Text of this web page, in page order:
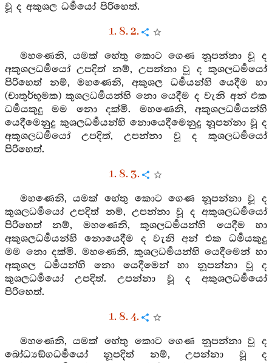
වූ ද අකුශල ධර්‍මයෝ පිරිහෙත්.
1. 8. 2.
මහණෙනි, යමක් හේතු කොට ගෙණ නූපන්නා වූ ද
අකුශලධර්‍මයෝ උපදිත් නම්, උපන්නා වූ ද කුශලධර්‍මයෝ
පිරිහෙත් නම්, මහණෙනි, අකුශල ධර්‍මයන්හි යෙදීම හා
(චාතුර්භූමක) කුශලධර්‍මයන්හි නො යෙදීම ද වැනි අන් එක
ධර්‍මයකුදු මම නො දක්මි. මහණෙනි, අකුශලධර්‍මයන්හි
යෙදීමෙනුදු කුශලධර්‍මයන්හි නොයෙදීමෙනුදු නූපන්නා වූ ද
අකුශලධර්‍මයෝ උපදිත්, උපන්නා වූ ද කුශලධර්‍මයෝ
පිරිහෙත්.
1. 8. 3.
මහණෙනි, යමක් හේතු කොට ගෙණ නූපන්නා වූ ද
කුශලධර්‍මයෝ උපදිත් නම්, උපන්නා වූ ද අකුශලධර්‍මයෝ
පිරිහෙත් නම්, මහණෙනි, කුශලධර්‍මයන්හි යෙදීම හා
අකුශලධර්‍මයන්හි නොයෙදීම ද වැනි අන් එක ධර්‍මයකුදු
මම නො දක්මි. මහණෙනි, කුශලධර්‍මයන්හි යෙදීමෙන් හා
අකුශල ධර්‍මයන්හි නො යෙදීමෙන් හා නූපන්නා වූ ද
කුශලධර්‍මයෝ උපදිත්. උපන්නා වූ ද අකුශලධර්‍මයෝ
පිරිහෙත්.
1. 8. 4.
මහණෙනි, යමක් හේතු කොට ගෙණ නූපන්නා වූ ද
බෝධ්‍යඞ්ගධර්‍මයෝ නූපදිත් නම්, උපන්නා වූ ද